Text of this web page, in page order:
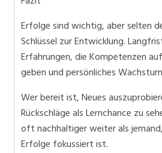
Erfolge sind wichtig, aber selten
Schlüssel zur Entwicklung.
Erfahrungen, die Kompetenzen
geben und persönliches
Wer bereit ist, Neues
Rückschläge als Lernchance zu
oft nachhaltiger weiter als
Erfolge fokussiert ist.